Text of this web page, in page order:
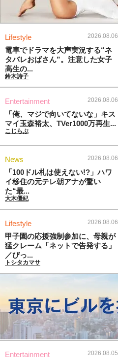
Lifestyle 2026.08.06
電車でドラマを大声実況する“ネ
タバレおばさん”。注意した女子
高生の...
鈴木詩子
Entertainment 2026.08.06
「俺、マジで向いてないな」キス
マイ玉森裕太、TVer1000万再生...
こじらぶ
News 2026.08.06
「100ドル札は使えない!?」ハワ
イ移住の元テレ朝アナが驚い
た“最...
大木優紀
Lifestyle 2026.08.06
甲子園の応援強制参加に、母親が
猛クレーム「ネットで告発する」
／びっ...
トシタカマサ
Entertainment 2026.08.05